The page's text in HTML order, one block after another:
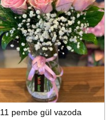
11 pembe gül vazoda